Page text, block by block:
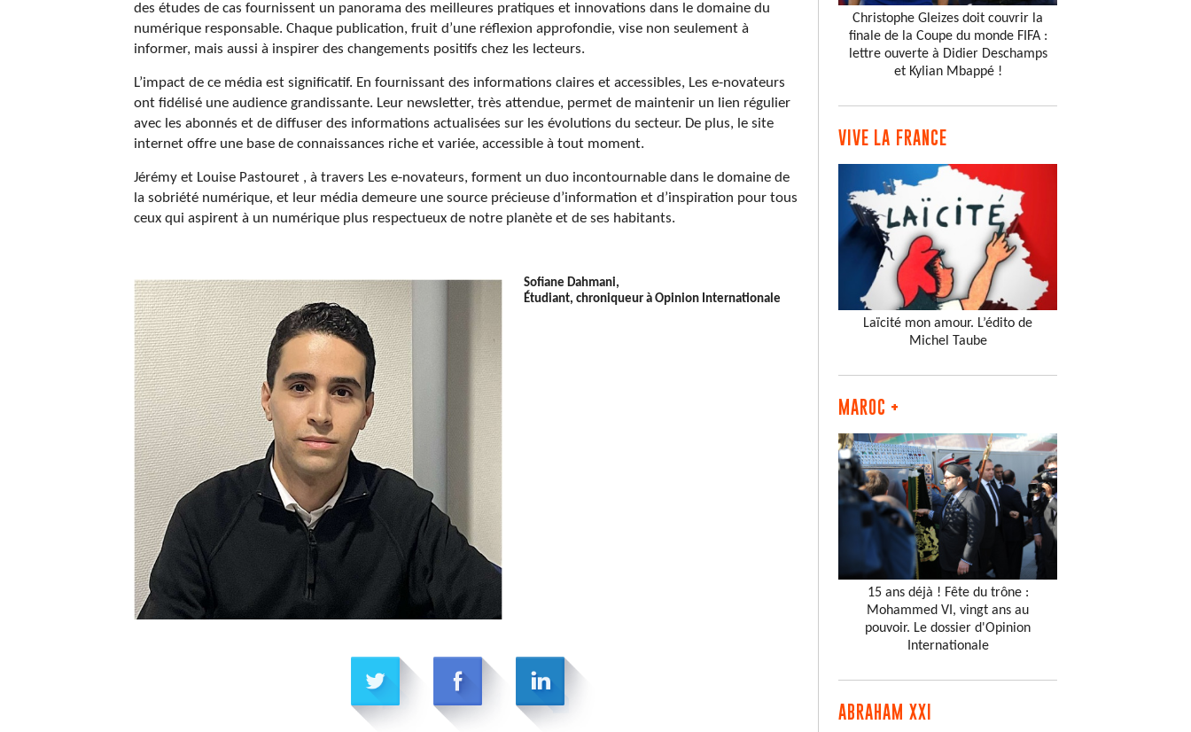
des études de cas fournissent un panorama des meilleures pratiques et innovations dans le domaine du
numérique responsable. Chaque publication, fruit d’une réflexion approfondie, vise non seulement à
informer, mais aussi à inspirer des changements positifs chez les lecteurs.
L’impact de ce média est significatif. En fournissant des informations claires et accessibles, Les e-novateurs
ont fidélisé une audience grandissante. Leur newsletter, très attendue, permet de maintenir un lien régulier
avec les abonnés et de diffuser des informations actualisées sur les évolutions du secteur. De plus, le site
internet offre une base de connaissances riche et variée, accessible à tout moment.
Jérémy et Louise Pastouret , à travers Les e-novateurs, forment un duo incontournable dans le domaine de
la sobriété numérique, et leur média demeure une source précieuse d’information et d’inspiration pour tous
ceux qui aspirent à un numérique plus respectueux de notre planète et de ses habitants.
Sofiane Dahmani,
Étudiant, chroniqueur à Opinion Internationale
Christophe Gleizes doit couvrir la
finale de la Coupe du monde FIFA :
lettre ouverte à Didier Deschamps
et Kylian Mbappé !
VIVE LA FRANCE
Laïcité mon amour. L’édito de
Michel Taube
MAROC +
15 ans déjà ! Fête du trône :
Mohammed VI, vingt ans au
pouvoir. Le dossier d'Opinion
Internationale
ABRAHAM XXI